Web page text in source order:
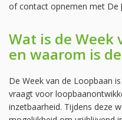
of contact opnemen met De
Wat is de Week
en waarom is
De Week van de Loopbaan
vraagt voor
inzetbaarheid. Tijdens deze